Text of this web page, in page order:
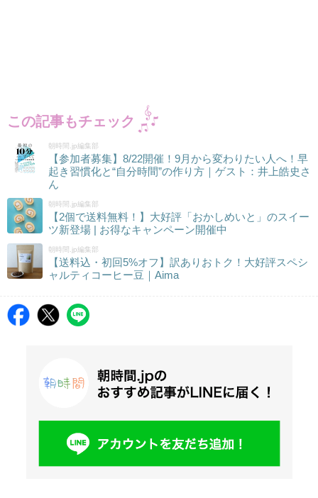
この記事もチェック
朝時間.jp編集部
【参加者募集】8/22開催！9月から変わりたい人へ！早
起き習慣化と“自分時間”の作り方｜ゲスト：井上皓史さ
ん
朝時間.jp編集部
【2個で送料無料！】大好評「おかしめいと」のスイー
ツ新登場 | お得なキャンペーン開催中
朝時間.jp編集部
【送料込・初回5%オフ】訳ありおトク！大好評スペシ
ャルティコーヒー豆｜Aima